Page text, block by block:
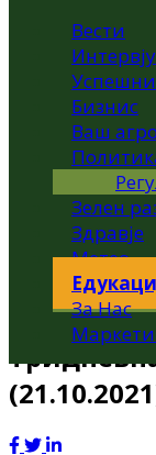
Вести
Бизнис
Ваш
Зелен
Здравје
Метео
За Нас